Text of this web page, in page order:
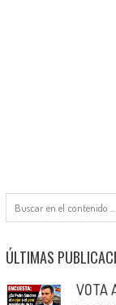
ÚLTIMAS
VOTA